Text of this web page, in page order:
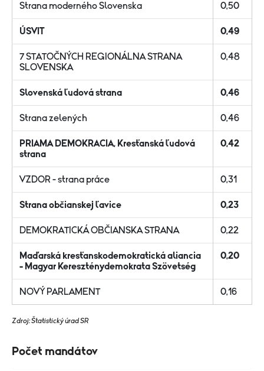
Strana moderného Slovenska 0,50
ÚSVIT 0,49
7 STATOČNÝCH REGIONÁLNA STRANA
SLOVENSKA
0,48
Slovenská ľudová strana 0,46
Strana zelených 0,46
PRIAMA DEMOKRACIA, Kresťanská ľudová
strana
0,42
VZDOR - strana práce 0,31
Strana občianskej ľavice 0,23
DEMOKRATICKÁ OBČIANSKA STRANA 0,22
Maďarská kresťanskodemokratická aliancia
- Magyar Kereszténydemokrata Szövetség
0,20
NOVÝ PARLAMENT 0,16
Zdroj: Štatistický úrad SR
Počet mandátov